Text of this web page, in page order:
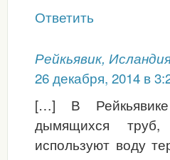
Ответить
Рейкьявик,
26 декабря, 2014 в
[…] В
дымящихся труб,
используют воду